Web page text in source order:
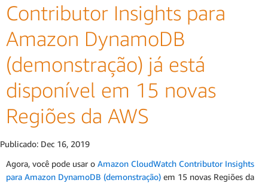
Contributor Insights para
Amazon DynamoDB
(demonstração) já está
disponível em 15 novas
Regiões da AWS
Publicado: Dec 16, 2019
Agora, você pode usar o Amazon CloudWatch Contributor Insights
para Amazon DynamoDB (demonstração) em 15 novas Regiões da